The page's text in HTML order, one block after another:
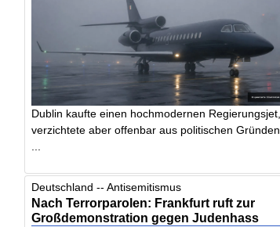
Dublin kaufte einen hochmodernen Regierungsjet,
verzichtete aber offenbar aus politischen Gründen
Deutschland -- Antisemitismus
Nach Terrorparolen: Frankfurt ruft zur
Großdemonstration gegen Judenhass